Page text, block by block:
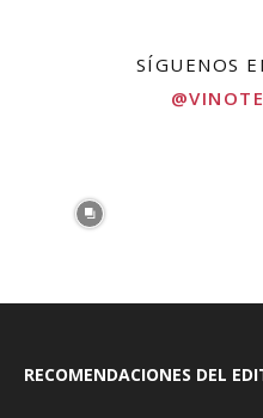
SÍGUENOS
RECOMENDACIONES DEL